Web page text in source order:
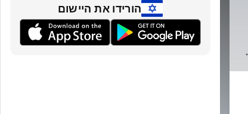
הורידו את היישום